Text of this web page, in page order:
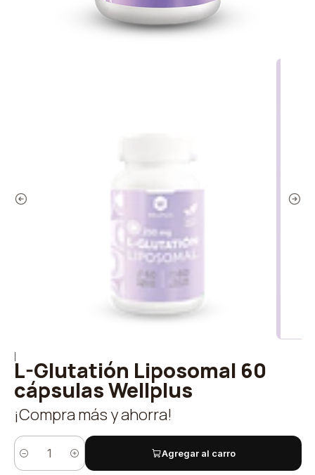
L-Glutatión Liposomal 60
cápsulas Wellplus
¡Compra más y ahorra!
Cantidad
Agregar al carro